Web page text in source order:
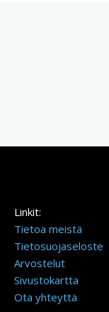
Linkit:
Tietoa meistä
Tietosuojaseloste
Arvostelut
Sivustokartta
Ota yhteyttä